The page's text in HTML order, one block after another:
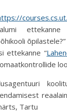
ettekanne
õpilastele?”
ettekanne “
Tartu